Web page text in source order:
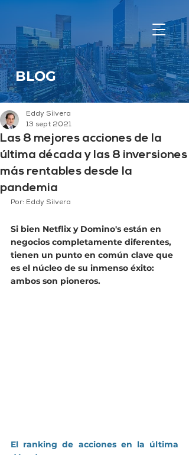
BLOG
Las 8 mejores acciones de la
última década y las 8 inversiones
más rentables desde la
pandemia
Eddy Silvera
13 sept 2021
Por: Eddy Silvera
Si bien Netflix y Domino's están en
negocios completamente diferentes,
tienen un punto en común clave que
es el núcleo de su inmenso éxito:
ambos son pioneros.
El ranking de acciones en la última